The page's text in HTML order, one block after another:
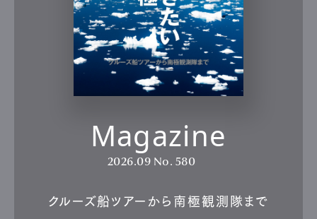
Magazine
2026.09 No. 580
クルーズ船ツアーから南極観測隊まで